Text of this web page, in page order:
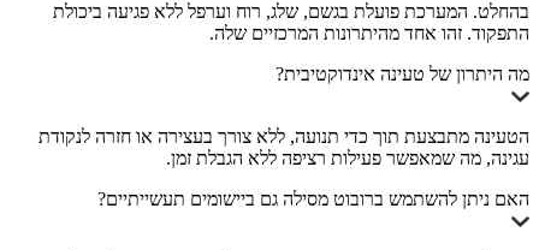
בהחלט. המערכת פועלת בגשם, שלג, רוח וערפל ללא פגיעה ביכולת
התפקוד. זהו אחד מהיתרונות המרכזיים שלה.
מה היתרון של טעינה אינדוקטיבית?
הטעינה מתבצעת תוך כדי תנועה, ללא צורך בעצירה או חזרה לנקודת
עגינה, מה שמאפשר פעילות רציפה ללא הגבלת זמן.
האם ניתן להשתמש ברובוט מסילה גם ביישומים תעשייתיים?